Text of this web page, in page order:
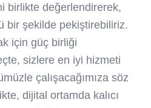
birlikte değerlendirerek,
bir şekilde pekiştirebiliriz.
için güç birliği
sizlere en iyi hizmeti
çalışacağımıza söz
dijital ortamda kalıcı